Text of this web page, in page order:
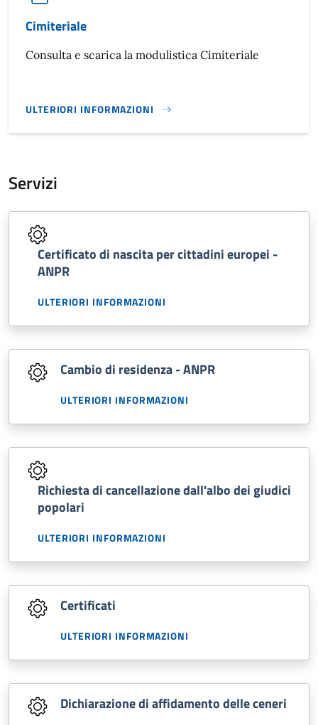
Cimiteriale
Consulta e scarica la modulistica Cimiteriale
ULTERIORI INFORMAZIONI
CIMITERIALE}
Servizi
Certificato di nascita per cittadini europei -
ANPR
ULTERIORI INFORMAZIONI
Cambio di residenza - ANPR
ULTERIORI INFORMAZIONI
Richiesta di cancellazione dall'albo dei giudici
popolari
ULTERIORI INFORMAZIONI
Certificati
ULTERIORI INFORMAZIONI
Dichiarazione di affidamento delle ceneri